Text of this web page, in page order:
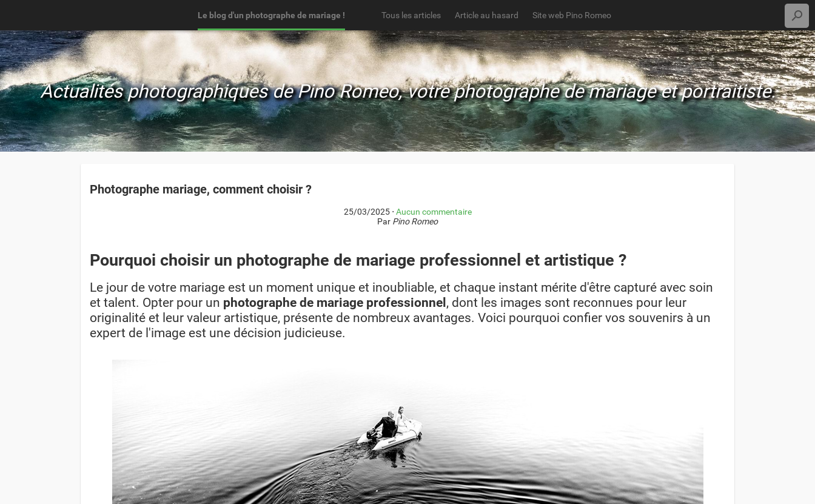
Le blog d'un photographe de mariage ! Tous les articles Article au hasard Site web Pino Romeo
Actualités photographiques de Pino Romeo, votre photographe de mariage et portraitiste.
Photographe mariage, comment choisir ?
25/03/2025⋅ Aucun commentaire
Par Pino Romeo
Pourquoi choisir un photographe de mariage professionnel et artistique ?
Le jour de votre mariage est un moment unique et inoubliable, et chaque instant mérite d'être capturé avec soin
et talent. Opter pour un photographe de mariage professionnel, dont les images sont reconnues pour leur
originalité et leur valeur artistique, présente de nombreux avantages. Voici pourquoi confier vos souvenirs à un
expert de l'image est une décision judicieuse.